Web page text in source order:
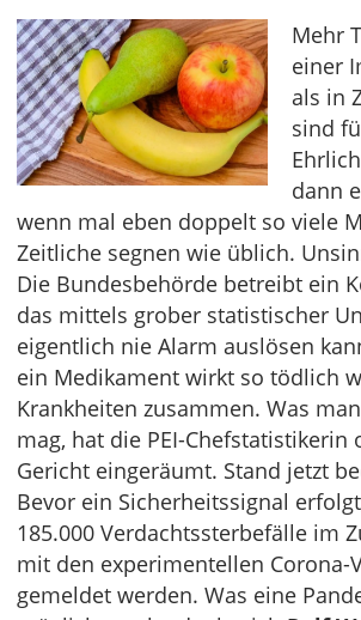
Mehr
einer
als in
sind
dann
wenn mal eben doppelt so viele
Zeitliche segnen wie üblich.
Die Bundesbehörde betreibt ein
das mittels grober statistischer
eigentlich nie Alarm auslösen
ein Medikament wirkt so tödlich
Krankheiten zusammen. Was
mag, hat die PEI-Chefstatistikerin
Gericht eingeräumt. Stand jetzt
Bevor ein Sicherheitssignal
185.000 Verdachtssterbefälle im
mit den experimentellen Corona-
gemeldet werden. Was eine